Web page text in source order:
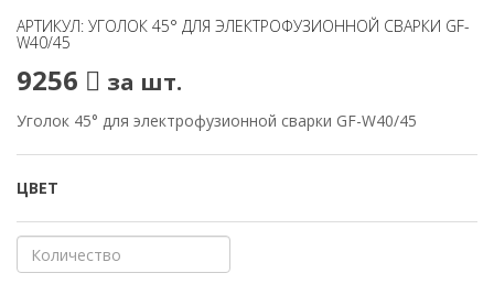
АРТИКУЛ: УГОЛОК 45° ДЛЯ ЭЛЕКТРОФУЗИОННОЙ СВАРКИ GF-
W40/45
9256 за шт.
Уголок 45° для электрофузионной сварки GF-W40/45
ЦВЕТ